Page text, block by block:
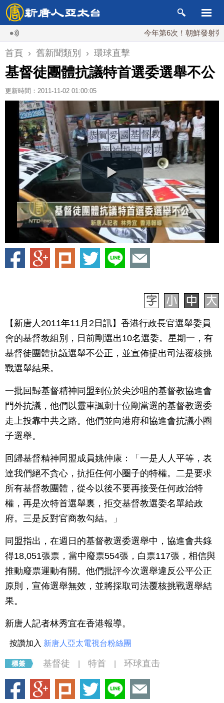
今年第6次！朝鮮發射彈道
首頁 › 舊新聞類別 › 環球直擊
基督徒團體抗議特首選委選舉不公
更新時間：2011-11-02 01:00:05
【新唐人2011年11月2日訊】香港行政長官選舉委員
會的基督教組別，日前剛選出10名選委。星期一，有
基督徒團體抗議選舉不公正，並宣佈提出司法覆核挑
戰選舉結果。
一批回歸基督精神同盟到位於尖沙咀的基督教協進會
門外抗議，他們以靈車諷刺十位剛當選的基督教選委
走上投靠中共之路。他們並向港府和協進會抗議小圈
子選舉。
回歸基督精神同盟成員姚仲康：「一是人人平等，表
達我們絕不貪心，抗拒任何小圈子的特權。二是要求
所有基督教團體，從今以後不要再接受任何政治特
權，再是次特首選舉裏，拒交基督教選委名單給政
府。三是反對官商教勾結。」
同盟指出，在週日的基督教選委選舉中，協進會共錄
得18,051張票，當中廢票554張，白票117張，相信與
推動廢票運動有關。他們批評今次選舉違反公平公正
原則，宣佈選舉無效，並將採取司法覆核挑戰選舉結
果。
新唐人記者林秀宜在香港報導。
按讚加入 新唐人亞太電視台粉絲團
基督徒 特首 环球直击